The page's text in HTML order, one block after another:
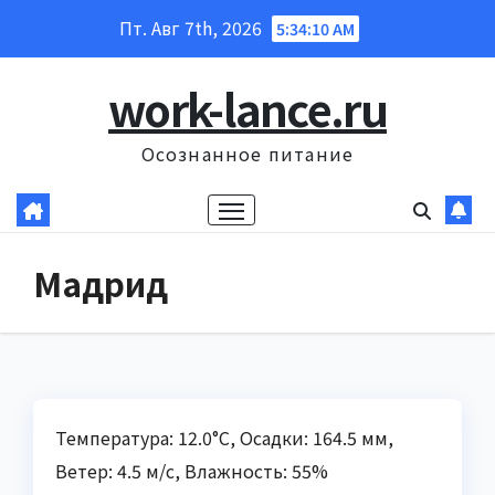
Пт. Авг 7th, 2026 5:34:11 AM
work-lance.ru
Осознанное питание
Мадрид
Температура: 12.0°C, Осадки: 164.5 мм,
Ветер: 4.5 м/с, Влажность: 55%